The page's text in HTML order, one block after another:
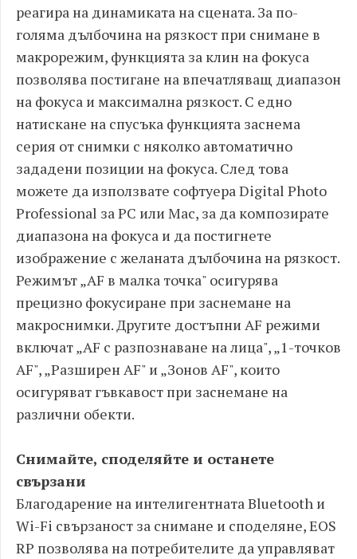
реагира на динамиката на сцената. За по-
голяма дълбочина на рязкост при снимане в
макрорежим, функцията за клин на фокуса
позволява постигане на впечатляващ диапазон
на фокуса и максимална рязкост. С едно
натискане на спусъка функцията заснема
серия от снимки с няколко автоматично
зададени позиции на фокуса. След това
можете да използвате софтуера Digital Photo
Professional за PC или Mac, за да композирате
диапазона на фокуса и да постигнете
изображение с желаната дълбочина на рязкост.
Режимът „AF в малка точка" осигурява
прецизно фокусиране при заснемане на
макроснимки. Другите достъпни AF режими
включат „AF с разпознаване на лица", „1-точков
AF", „Разширен AF" и „Зонов AF", които
осигуряват гъвкавост при заснемане на
различни обекти.
Снимайте, споделяйте и останете
свързани
Благодарение на интелигентната Bluetooth и
Wi-Fi свързаност за снимане и споделяне, EOS
RP позволява на потребителите да управляват